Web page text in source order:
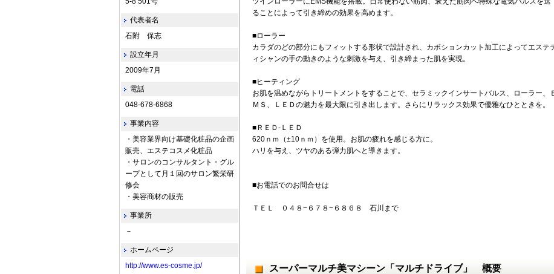
ることによって引き締めの効果を高めます。
■ローラー
カラダのどの部分にもフィットする形状で設計され、カボションカット加工によってエステ
ィシャンの手の動きのような刺激を与え、引き締まった肌を実現。
■ヒーティング
お肌を温めながらトリートメントをすることで、セラミックインサートバルス、ローラー、
ＭＳ、ＬＥＤの魅力を最大限に引き出します。さらにリラックス効果で優雅なひとときを。
■ＲＥＤ-ＬＥＤ
620ｎｍ（±10ｎｍ）を使用。お肌の疲れを感じる方に。
ハリを与え、ツヤのある弾力肌へと導きます。
■お電話でのお問合せは
ＴＥＬ ０４８−６７８−６８６８ 石川まで
スーパーマルチ美マシーン「マルチドライブ」 概要
代表者名
石附 保志
設立年月
2009年7月
電話
048-678-6868
事業内容
・美容業界向け基礎化粧品の企画
販売、エステコスメ化粧品
・サロンのコンサルタント・グル
ープとして月１回のサロン繁栄研
修会
・美容商材の販売
事業所
－
ホームページ
http://www.es-cosme.jp/